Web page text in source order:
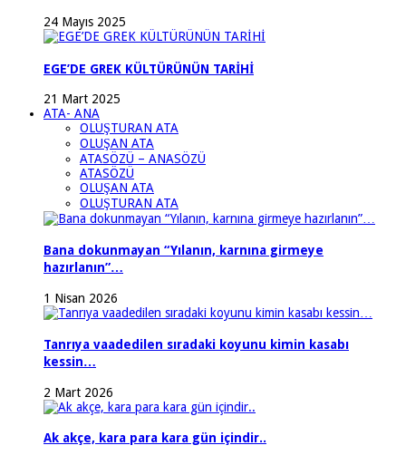
24 Mayıs 2025
EGE’DE GREK KÜLTÜRÜNÜN TARİHİ
21 Mart 2025
ATA- ANA
OLUŞTURAN ATA
OLUŞAN ATA
ATASÖZÜ – ANASÖZÜ
ATASÖZÜ
OLUŞAN ATA
OLUŞTURAN ATA
Bana dokunmayan “Yılanın, karnına girmeye
hazırlanın”…
1 Nisan 2026
Tanrıya vaadedilen sıradaki koyunu kimin kasabı
kessin…
2 Mart 2026
Ak akçe, kara para kara gün içindir..